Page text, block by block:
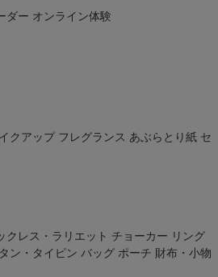
ダー オンライン体験
クアップ フレグランス あぶらとり紙 セ
クレス・ラリエット チョーカー リング
ン・タイピン バッグ ポーチ 財布・小物